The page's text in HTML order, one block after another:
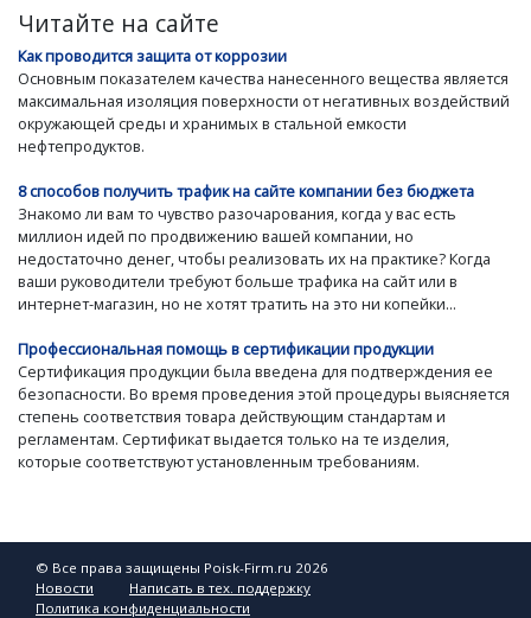
Читайте на сайте
Как проводится защита от коррозии
Основным показателем качества нанесенного вещества является
максимальная изоляция поверхности от негативных воздействий
окружающей среды и хранимых в стальной емкости
нефтепродуктов.
8 способов получить трафик на сайте компании без бюджета
Знакомо ли вам то чувство разочарования, когда у вас есть
миллион идей по продвижению вашей компании, но
недостаточно денег, чтобы реализовать их на практике? Когда
ваши руководители требуют больше трафика на сайт или в
интернет-магазин, но не хотят тратить на это ни копейки...
Профессиональная помощь в сертификации продукции
Сертификация продукции была введена для подтверждения ее
безопасности. Во время проведения этой процедуры выясняется
степень соответствия товара действующим стандартам и
регламентам. Сертификат выдается только на те изделия,
которые соответствуют установленным требованиям.
© Все права защищены Poisk-Firm.ru 2026
Новости
Написать в тех. поддержку
Политика конфиденциальности